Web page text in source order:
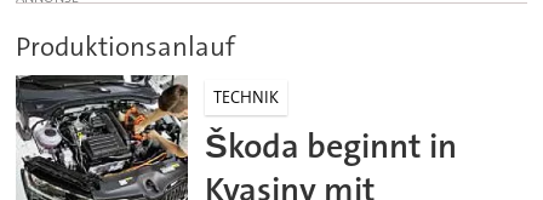
Produktionsanlauf
TECHNIK
Škoda beginnt in
Kvasiny mit